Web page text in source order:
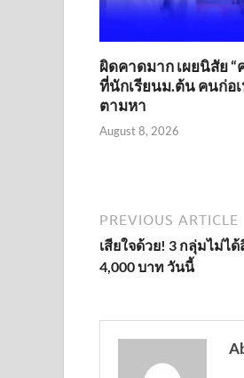
ผิดคาดมาก เผยนิสัย “
ที่นักเรียนม.ต้น คนก่อ
ตามหา
August 8, 2026
PREVIOUS ARTICLE
เสียใจด้วย! 3 กลุ่มไม่ไ
4,000 บาท วันนี้